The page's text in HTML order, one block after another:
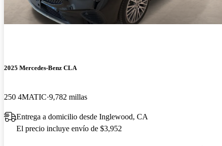
2025 Mercedes-Benz CLA
250 4MATIC 9,782 millas
Entrega a domicilio desde Inglewood, CA
El precio incluye envío de $3,952